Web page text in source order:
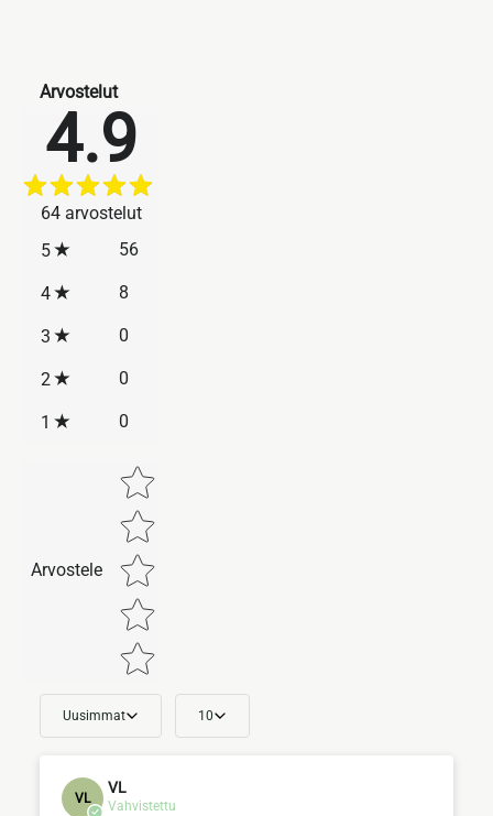
Arvostelut
4.9
64 arvostelut
5
56
4 8
3 0
2 0
1 0
Arvostele
Star rating
Uusimmat 10
VL
VL
Vahvistettu